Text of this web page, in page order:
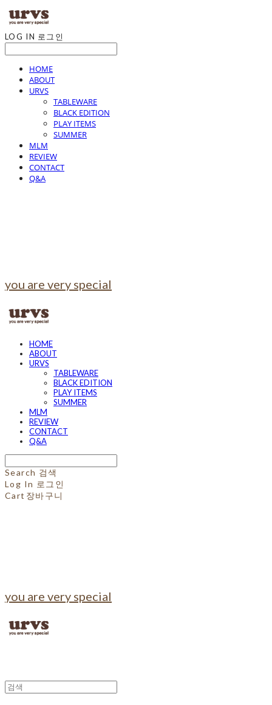
LOG IN 로그인
HOME
ABOUT
URVS
TABLEWARE
BLACK EDITION
PLAY ITEMS
SUMMER
MLM
REVIEW
CONTACT
Q&A
you are very special
HOME
ABOUT
URVS
TABLEWARE
BLACK EDITION
PLAY ITEMS
SUMMER
MLM
REVIEW
CONTACT
Q&A
Search 검색
Log In 로그인
Cart 장바구니
you are very special